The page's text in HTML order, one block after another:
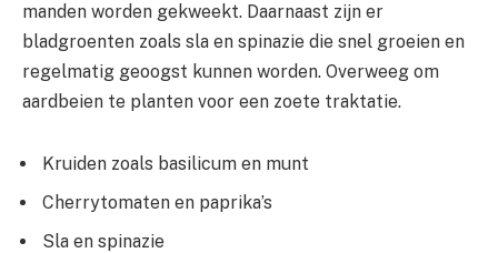
manden worden gekweekt. Daarnaast zijn er
bladgroenten zoals sla en spinazie die snel groeien en
regelmatig geoogst kunnen worden. Overweeg om
aardbeien te planten voor een zoete traktatie.
Kruiden zoals basilicum en munt
Cherrytomaten en paprika’s
Sla en spinazie